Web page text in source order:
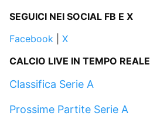
SEGUICI NEI SOCIAL FB E X
Facebook
X
CALCIO LIVE IN TEMPO REALE
Classifica Serie A
Prossime Partite Serie A